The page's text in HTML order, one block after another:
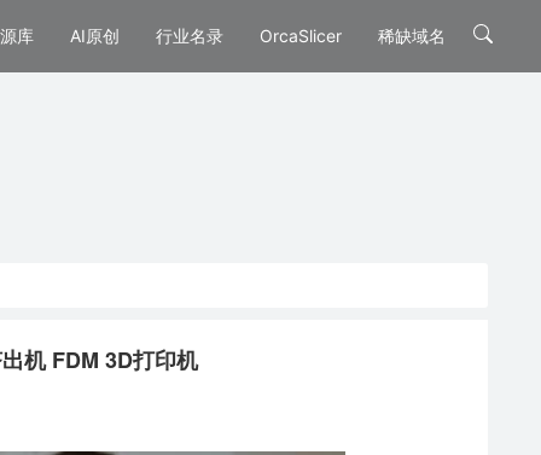
库 AI原创 行业名录 OrcaSlicer 稀缺域名
机 FDM 3D打印机